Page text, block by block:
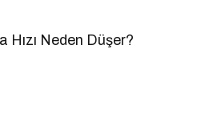
Neden Düşer?